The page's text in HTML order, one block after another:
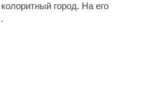
город. На его